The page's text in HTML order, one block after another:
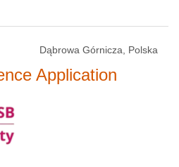
Dąbrowa Górnicza, Polska
Application